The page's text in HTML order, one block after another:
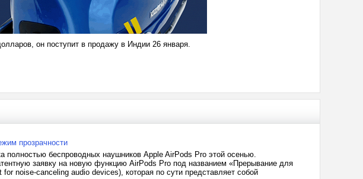
он поступит в продажу в Индии 26 января.
прозрачности
полностью беспроводных наушников Apple AirPods Pro этой осенью.
заявку на новую функцию AirPods Pro под названием «Прерывание для
noise-canceling audio devices), которая по сути представляет собой